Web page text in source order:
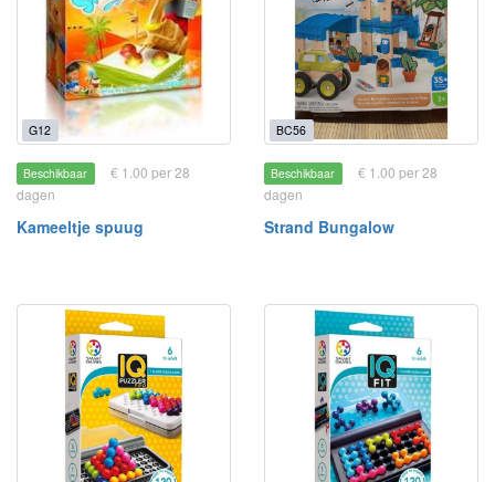
G12
Beschikbaar
€ 1.00 per 28
dagen
Kameeltje spuug
BC56
Beschikbaar
€ 1.00 per 28
dagen
Strand Bungalow